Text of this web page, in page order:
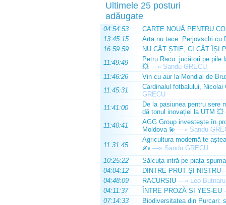
Ultimele 25 posturi
adăugate
04:54:53
CARTE NOUĂ PENTRU
13:45:15
Arta nu tace: Perjovschi cu
16:59:59
NU CÂT ȘTIE, CI CÂT ÎȘI
11:49:49
Petru Racu: jucători pe pile
💥 —» Sandu GRECU
11:46:26
Vin cu aur la Mondial de
11:45:31
Cardinalul fotbalului,
GRECU
11:41:00
De la pasiunea pentru sere
dă tonul inovației la UTM 💥
11:40:41
AGG Group investește în
Moldova 💫 —» Sandu
11:31:45
Agricultura modernă te
✍️ —» Sandu GRECU
10:25:22
Sălcuța intră pe piața
04:04:12
DINTRE PRUT ȘI NISTRU
04:48:09
RACURSIU —» Leo Butnaru
04:11:37
ÎNTRE PROZĂ ȘI YES-EU
07:14:33
Biodiversitatea din Purcari: